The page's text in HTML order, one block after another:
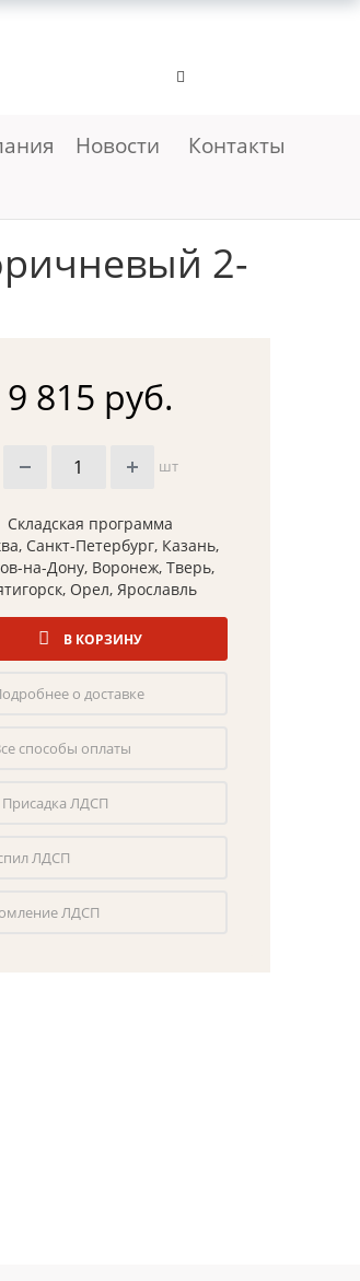
Новости Контакты
2-
9 815 руб.
шт
Складская программа
Санкт-Петербург, Казань,
на-Дону, Воронеж, Тверь,
Орел, Ярославль
В КОРЗИНУ
о доставке
способы оплаты
Присадка ЛДСП
ЛДСП
ЛДСП